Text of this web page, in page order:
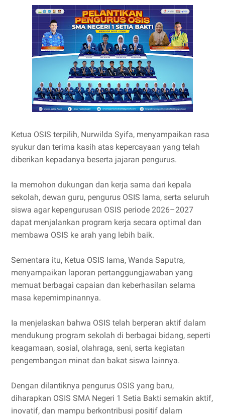
Ketua OSIS terpilih, Nurwilda Syifa, menyampaikan rasa
syukur dan terima kasih atas kepercayaan yang telah
diberikan kepadanya beserta jajaran pengurus.
Ia memohon dukungan dan kerja sama dari kepala
sekolah, dewan guru, pengurus OSIS lama, serta seluruh
siswa agar kepengurusan OSIS periode 2026–2027
dapat menjalankan program kerja secara optimal dan
membawa OSIS ke arah yang lebih baik.
Sementara itu, Ketua OSIS lama, Wanda Saputra,
menyampaikan laporan pertanggungjawaban yang
memuat berbagai capaian dan keberhasilan selama
masa kepemimpinannya.
Ia menjelaskan bahwa OSIS telah berperan aktif dalam
mendukung program sekolah di berbagai bidang, seperti
keagamaan, sosial, olahraga, seni, serta kegiatan
pengembangan minat dan bakat siswa lainnya.
Dengan dilantiknya pengurus OSIS yang baru,
diharapkan OSIS SMA Negeri 1 Setia Bakti semakin aktif,
inovatif, dan mampu berkontribusi positif dalam